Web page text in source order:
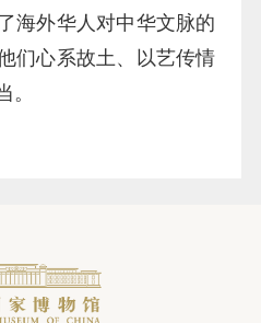
海外华人对中华文脉的
们心系故土、以艺传情
。